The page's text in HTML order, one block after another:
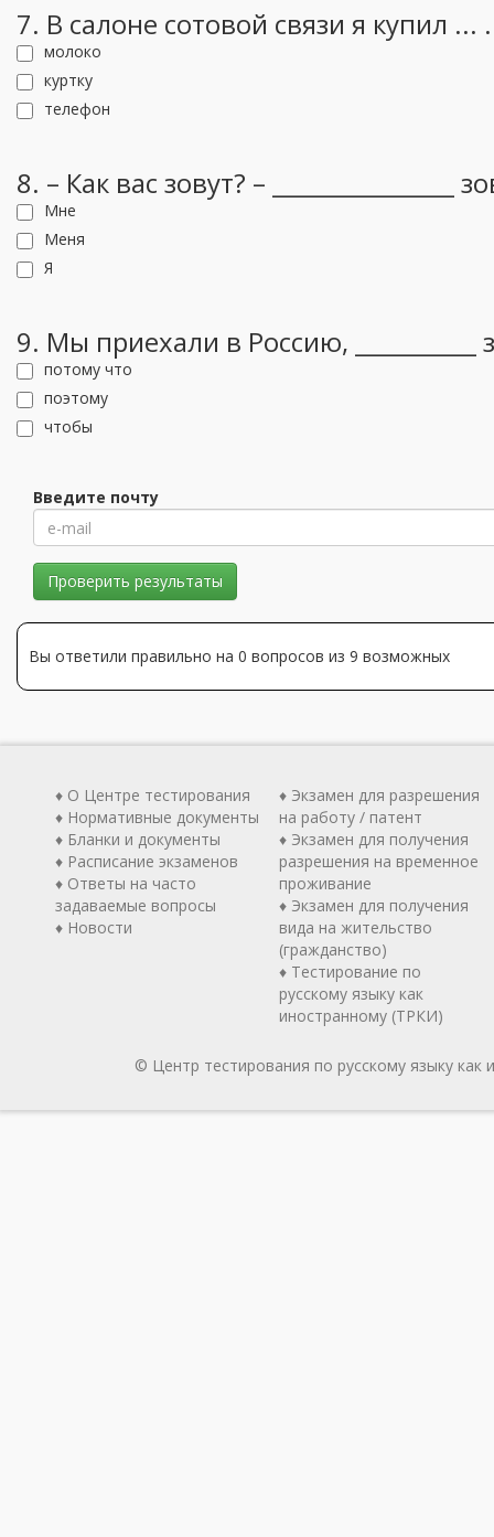
7. В салоне сотовой связи я купил ... .
молоко
куртку
телефон
8. – Как вас зовут? – _______________
Мне
Меня
Я
9. Мы приехали в Россию, __________
потому что
поэтому
чтобы
Введите почту
Проверить результаты
Вы ответили правильно на 0 вопросов из 9 возможных
♦ О Центре тестирования
♦ Нормативные документы
♦ Бланки и документы
♦ Расписание экзаменов
♦ Ответы на часто
задаваемые вопросы
♦ Новости
♦ Экзамен для разрешения
на работу / патент
♦ Экзамен для получения
разрешения на временное
проживание
♦ Экзамен для получения
вида на жительство
(гражданство)
♦ Тестирование по
русскому языку как
иностранному (ТРКИ)
© Центр тестирования по русскому языку как